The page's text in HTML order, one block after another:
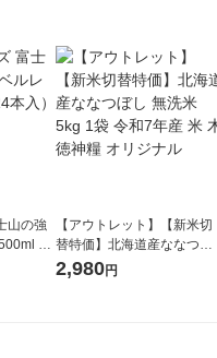
山の強
1
【アウトレット】【新米切
替特価】北海道産ななつぼ
し 無洗米 5kg 1袋 令和7年産
2,980円